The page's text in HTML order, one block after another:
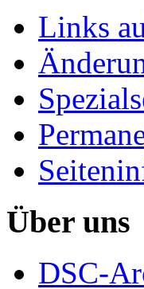
Links
Über uns
DSC-